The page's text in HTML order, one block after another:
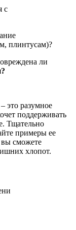
с
плинтусам)?
ли
это разумное
поддерживать
Тщательно
примеры ее
вы сможете
хлопот.